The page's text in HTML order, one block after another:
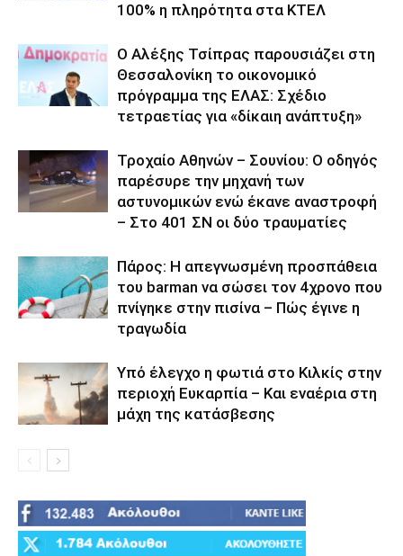
100% η πληρότητα στα ΚΤΕΛ
Ο Αλέξης Τσίπρας παρουσιάζει στη
Θεσσαλονίκη το οικονομικό
πρόγραμμα της ΕΛΑΣ: Σχέδιο
τετραετίας για «δίκαιη ανάπτυξη»
Τροχαίο Αθηνών – Σουνίου: Ο οδηγός
παρέσυρε την μηχανή των
αστυνομικών ενώ έκανε αναστροφή
– Στο 401 ΣΝ οι δύο τραυματίες
Πάρος: Η απεγνωσμένη προσπάθεια
του barman να σώσει τον 4χρονο που
πνίγηκε στην πισίνα – Πώς έγινε η
τραγωδία
Υπό έλεγχο η φωτιά στο Κιλκίς στην
περιοχή Ευκαρπία – Και εναέρια στη
μάχη της κατάσβεσης